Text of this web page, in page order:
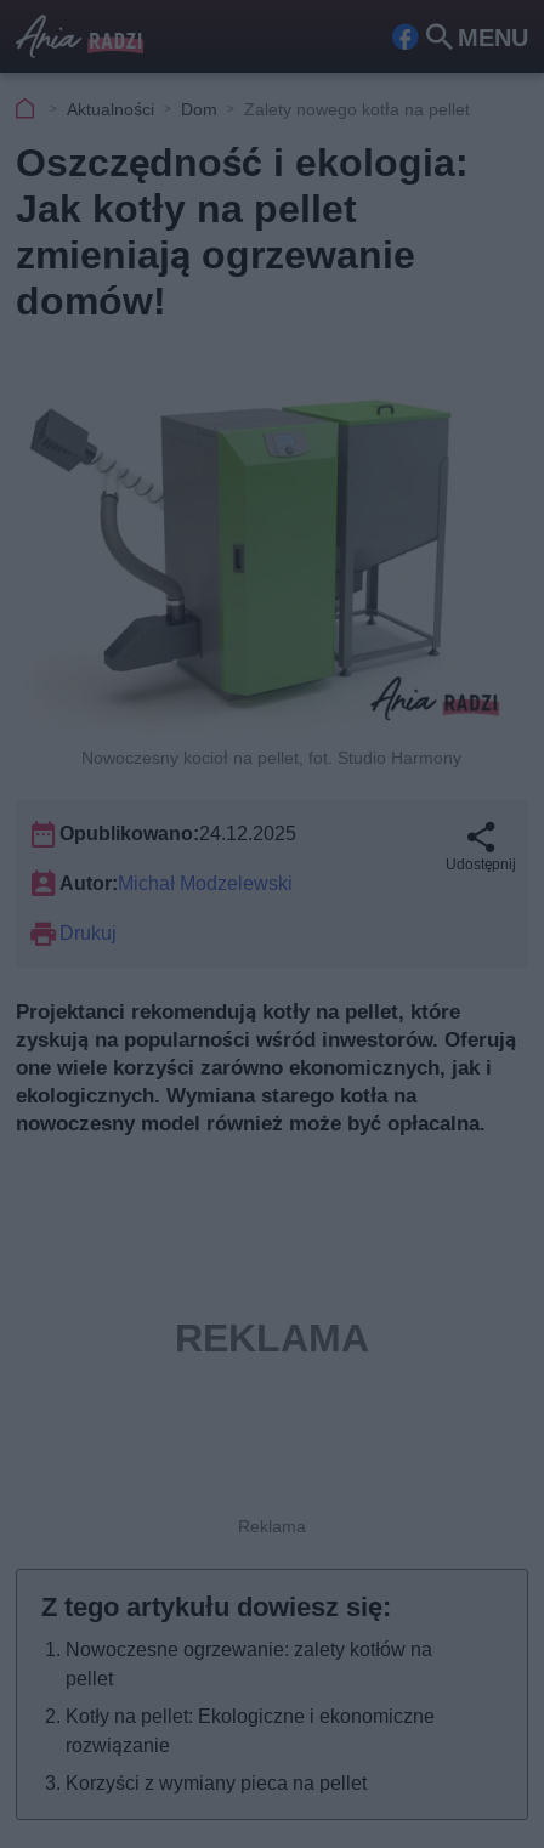
MENU
Fa
ook
Szu
Aktualności Dom Zalety nowego kotła na pellet
Oszczędność i ekologia:
Jak kotły na pellet
zmieniają ogrzewanie
domów!
Nowoczesny kocioł na pellet, fot. Studio Harmony
Opublikowano:24.12.2025
Autor:Michał Modzelewski
Drukuj
Udostępnij
Projektanci rekomendują kotły na pellet, które
zyskują na popularności wśród inwestorów. Oferują
one wiele korzyści zarówno ekonomicznych, jak i
ekologicznych. Wymiana starego kotła na
nowoczesny model również może być opłacalna.
Nowoczesne ogrzewanie: zalety kotłów na
pellet
Kotły na pellet: Ekologiczne i ekonomiczne
rozwiązanie
Korzyści z wymiany pieca na pellet